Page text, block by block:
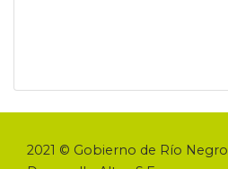
2021 © Gobierno de Río Negro